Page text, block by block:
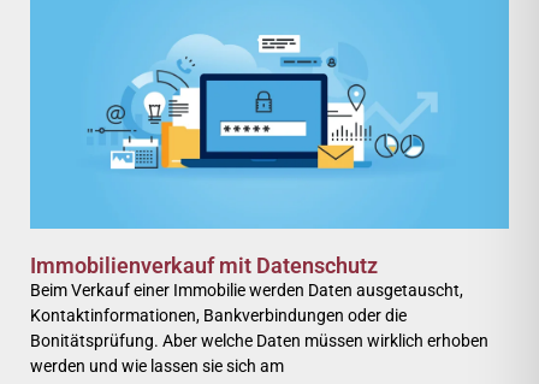
Immobilienverkauf mit Datenschutz
Beim Verkauf einer Immobilie werden Daten ausgetauscht,
Kontaktinformationen, Bankverbindungen oder die
Bonitätsprüfung. Aber welche Daten müssen wirklich erhoben
werden und wie lassen sie sich am